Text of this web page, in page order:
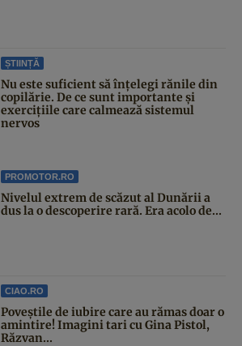
ȘTIINȚĂ
Nu este suficient să înțelegi rănile din
copilărie. De ce sunt importante și
exercițiile care calmează sistemul
nervos
PROMOTOR.RO
Nivelul extrem de scăzut al Dunării a
dus la o descoperire rară. Era acolo de...
CIAO.RO
Poveştile de iubire care au rămas doar o
amintire! Imagini tari cu Gina Pistol,
Răzvan...